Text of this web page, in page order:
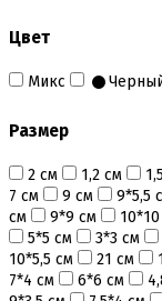
Цвет
Микс
Размер
2 см 1,2 см
7 см
9 см 9*5,5
см
9*9 см
5*5 см
3*3 см
10*5,5 см
21 см
7*4 см
6*6 см